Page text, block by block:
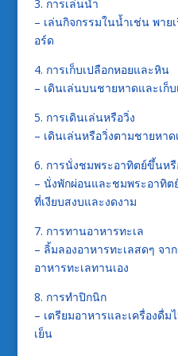
3. การเล่นน้ำ
– เล่นกิจกรรมในน้ำเช่น พาย
อร์ด
4. การเก็บเปลือกหอยและหิน
– เดินเล่นบนชายหาดและเก็
5. การเดินเล่นหรือวิ่ง
– เดินเล่นหรือวิ่งตามชายหา
6. การนั่งชมพระอาทิตย์ขึ้นห
– นั่งพักผ่อนและชมพระอาทิต
ที่เงียบสงบและงดงาม
7. การทานอาหารทะเล
– ลิ้มลองอาหารทะเลสดๆ จา
อาหารทะเลทานเอง
8. การทำปิกนิก
– เตรียมอาหารและเครื่องดื่
เย็น